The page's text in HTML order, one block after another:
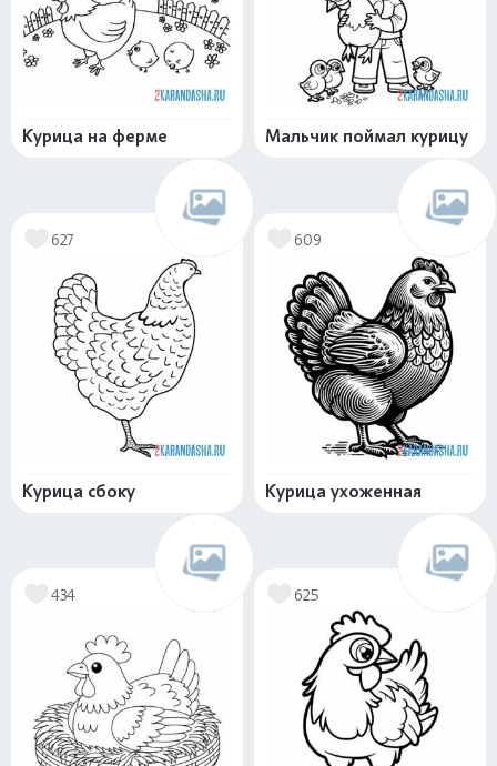
Курица на ферме Мальчик поймал курицу
627
Курица сбоку
609
Курица ухоженная
434 625